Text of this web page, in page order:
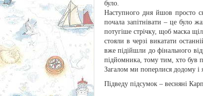
було.
Наступного дня йшов просто
почала запітнівати – це було
потугіше стрічку, щоб маска
стояли в черзі викатати
вже підійшли до фінального
підйомника, тому тим, хто був
Загалом ми поперлися додому і
Підведу підсумок – весняні